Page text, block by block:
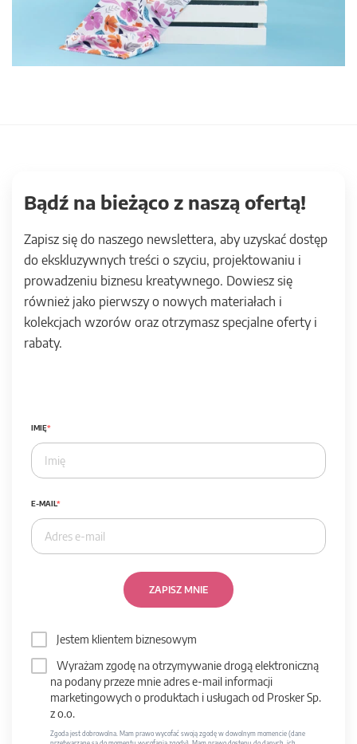
Bądź na bieżąco z naszą ofertą!
Zapisz się do naszego newslettera, aby uzyskać dostęp
do ekskluzywnych treści o szyciu, projektowaniu i
prowadzeniu biznesu kreatywnego. Dowiesz się
również jako pierwszy o nowych materiałach i
kolekcjach wzorów oraz otrzymasz specjalne oferty i
rabaty.
IMIĘ
E-MAIL
ZAPISZ MNIE
Jestem klientem biznesowym
Wyrażam zgodę na otrzymywanie drogą elektroniczną
na podany przeze mnie adres e-mail informacji
marketingowych o produktach i usługach od Prosker Sp.
z o.o.
Zgoda jest dobrowolna. Mam prawo wycofać swoją zgodę w dowolnym momencie (dane